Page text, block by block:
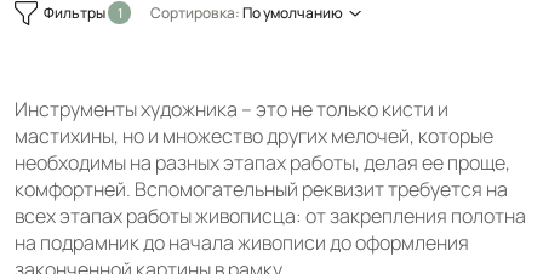
Фильтры Сортировка:По умолчанию
Инструменты художника – это не только кисти и
мастихины, но и множество других мелочей, которые
необходимы на разных этапах работы, делая ее проще,
комфортней. Вспомогательный реквизит требуется на
всех этапах работы живописца: от закрепления полотна
на подрамник до начала живописи до оформления